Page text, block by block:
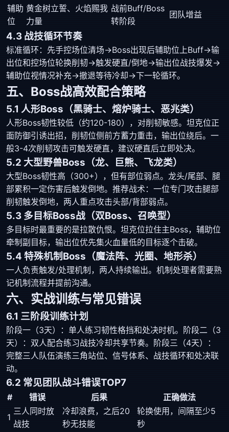
辅助
位
黄金树立誓、火焰赐我
力量
战前Buff/Boss
转阶段
团队增益
4.3 战技循环节奏
标准循环：先手控场位清场→Boss出现后辅助位上Buff→输
出位和控场位轮换削韧→触发硬直/倒地→输出位战技爆发→
辅助位视情况补充→撤退等待冷却→下一轮循环。
五、Boss战高效配合策略
5.1 人形Boss（黑骑士、熔炉骑士、恶兆类）
人形Boss韧性较低（约120-180），对削韧敏感。坦克位正
面防御引诱出招，削韧位侧前方蓄力重击，输出位绕后。一
般3-4次削韧攻击可触发硬直，建议硬直后立即处决。
5.2 大型野兽Boss（龙、巨熊、飞龙类）
大型Boss韧性高（300+），但有部位弱点。龙头/尾部、腿
部累积一定伤害后触发倒地。推荐战术：一位专门攻击腿部
削韧触发倒地，两人重点攻击头部/背部弱点。
5.3 多目标Boss战（双Boss、召唤型）
多目标时最重要的是拉散仇恨。坦克位拉住主Boss，辅助位
牵制副目标，输出位优先集火血量低的目标逐个击破。
5.4 特殊机制Boss（魔法阵、光圈、地形杀）
一人负责触发/处理机制，两人持续输出。机制处理者需要熟
记机制流程并提前沟通。
六、实战训练与常见错误
6.1 三阶段训练计划
阶段一（3天）：单人练习韧性格挡和处决时机。阶段二（3
天）：双人配合练习战技冷却共享节奏。阶段三（4天）：
完整三人队伍演练三角站位、信号体系、战技循环和处决联
动。
6.2 常见团队战斗错误TOP7
# 错误 后果
正确做法
1
三人同时放
战技
冷却浪费，之后20
秒无技能
轮换使用，间隔至少5
秒